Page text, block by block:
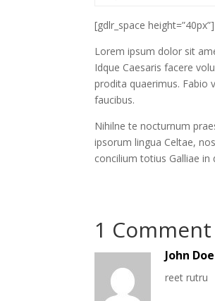
[gdlr_space height=”40px”]
Lorem ipsum dolor sit
Idque Caesaris facere
prodita quaerimus. Fabio
faucibus.
Nihilne te nocturnum
ipsorum lingua Celtae,
concilium totius Galliae in
1 Comment
John Doe
reet rutru